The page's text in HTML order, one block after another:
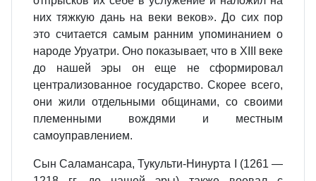
них тяжкую дань на веки веков». До сих пор
это считается самым ранним упоминанием о
народе Уруатри. Оно показывает, что в XIII веке
до нашей эры он еще не сформировал
централизованное государство. Скорее всего,
они жили отдельными общинами, со своими
племенными вождями и местным
самоуправлением.
Сын Саламансара, Тукульти-Нинурта I (1261 —